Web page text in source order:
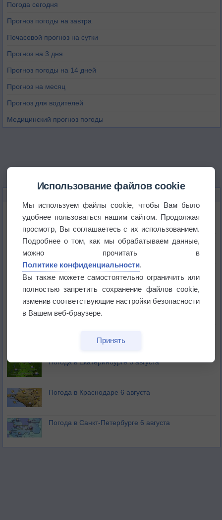
Погода сегодня
Прогноз погоды на завтра
Почасовой прогноз на сутки
Прогноз на 3 дня
Прогноз погоды на 14 дней
Прогноз на месяц
Прогноз для водителей
Медицинский прогноз погоды
Космическая погода влияет на транспорт
Приложение построит маршрут через тень
Атмосфера начала замерзать
В Приморье обнаружены морские волны тепла
Погода в Екатеринбурге 6 августа
Погода в Краснодаре 6 августа
Погода в Санкт-Петербурге 6 августа
Использование файлов cookie
Мы используем файлы cookie, чтобы Вам было
удобнее пользоваться нашим сайтом. Продолжая
просмотр, Вы соглашаетесь с их использованием.
Подробнее о том, как мы обрабатываем данные,
можно прочитать в
Политике конфиденциальности.
Вы также можете самостоятельно ограничить или
полностью запретить сохранение файлов cookie,
изменив соответствующие настройки безопасности
в Вашем веб-браузере.
Принять